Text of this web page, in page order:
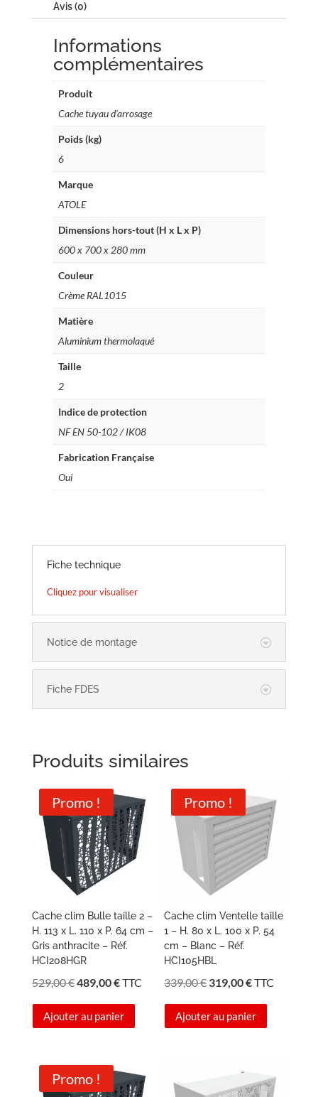
crème
MCTA700CR
Avis (0)
Informations
complémentaires
Produit
Cache tuyau d'arrosage
Poids (kg)
6
Marque
ATOLE
Dimensions hors-tout (H x L x P)
600 x 700 x 280 mm
Couleur
Crème RAL1015
Matière
Aluminium thermolaqué
Taille
2
Indice de protection
NF EN 50-102 / IK08
Fabrication Française
Oui
Fiche technique
Cliquez pour visualiser
Notice de montage
Fiche FDES
Produits similaires
Promo !
Cache clim Bulle taille 2 –
H. 113 x L. 110 x P. 64 cm –
Gris anthracite – Réf.
HCI208HGR
529,00€Le
initial
489,00€Le
actuel
TTC
Ajouter au panier
Promo !
Cache clim Ventelle taille
1 – H. 80 x L. 100 x P. 54
cm – Blanc – Réf.
HCI105HBL
339,00€ Le
initial
319,00€Le
actuel
TTC
Ajouter au panier
Promo !